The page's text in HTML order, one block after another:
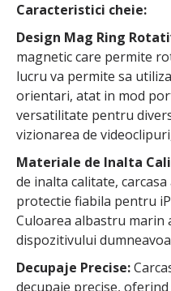
Caracteristici cheie:
Design Mag Ring
magnetic care permite
lucru va permite sa
orientari, atat in mod
versatilitate pentru
vizionarea de
Materiale de Inalta
de inalta calitate,
protectie fiabila pentru
Culoarea albastru marin
dispozitivului
Decupaje Precise:
decupaje precise,